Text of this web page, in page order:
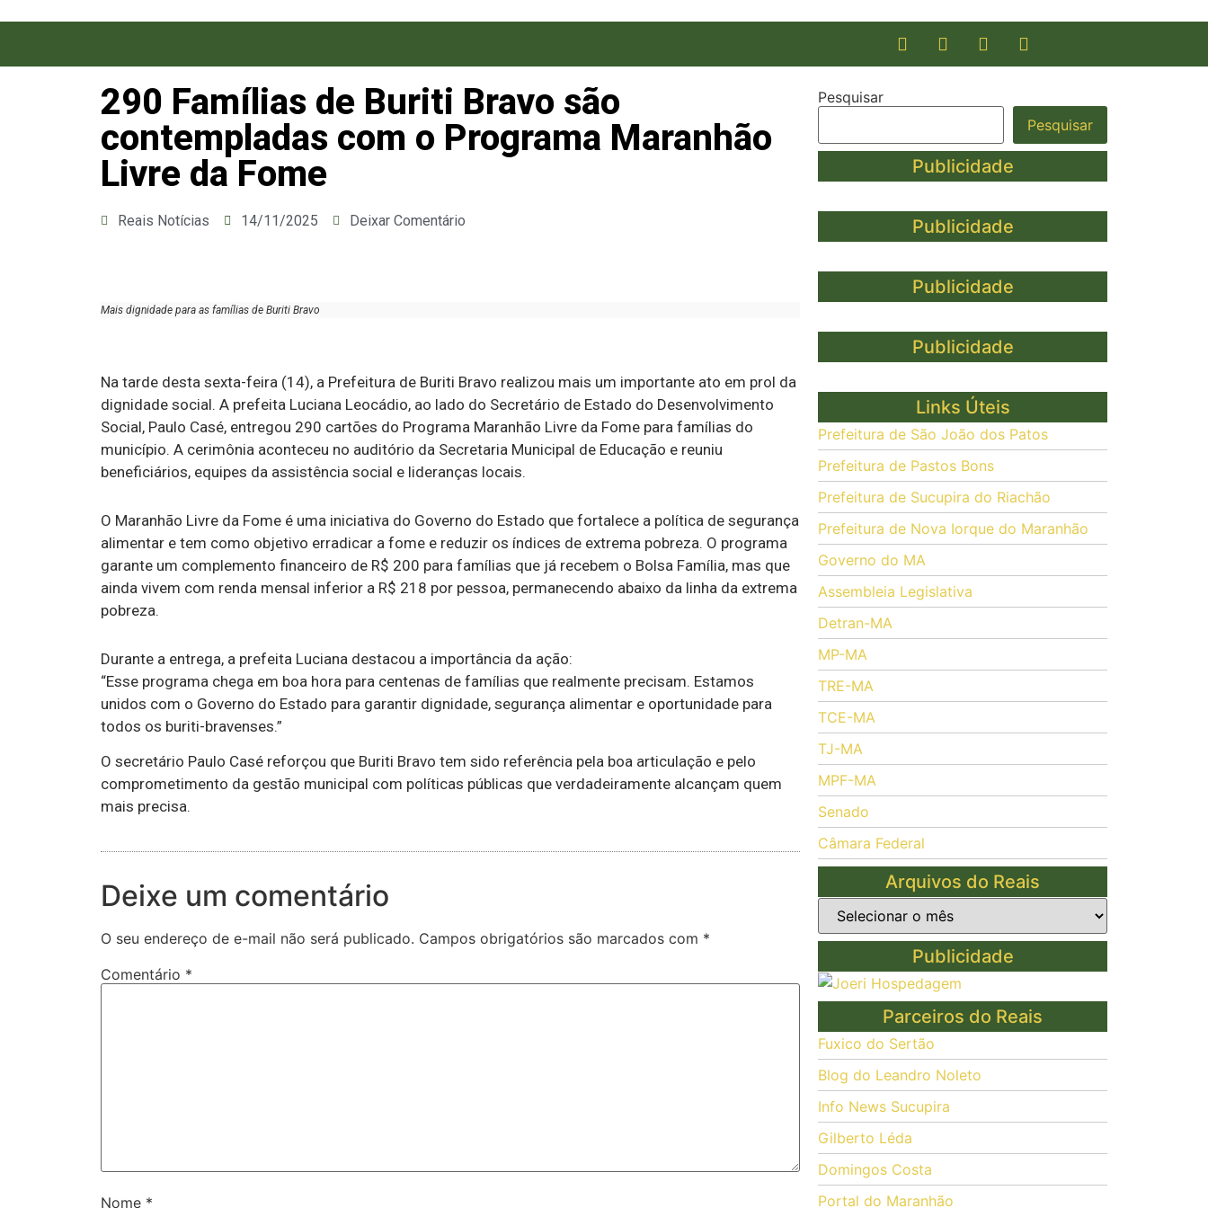
290 Famílias de Buriti Bravo são
contempladas com o Programa Maranhão
Livre da Fome
Reais Notícias 14/11/2025 Deixar Comentário
Mais dignidade para as famílias de Buriti Bravo
Na tarde desta sexta-feira (14), a Prefeitura de Buriti Bravo realizou mais um importante ato em prol da
dignidade social. A prefeita Luciana Leocádio, ao lado do Secretário de Estado do Desenvolvimento
Social, Paulo Casé, entregou 290 cartões do Programa Maranhão Livre da Fome para famílias do
município. A cerimônia aconteceu no auditório da Secretaria Municipal de Educação e reuniu
beneficiários, equipes da assistência social e lideranças locais.
O Maranhão Livre da Fome é uma iniciativa do Governo do Estado que fortalece a política de segurança
alimentar e tem como objetivo erradicar a fome e reduzir os índices de extrema pobreza. O programa
garante um complemento financeiro de R$ 200 para famílias que já recebem o Bolsa Família, mas que
ainda vivem com renda mensal inferior a R$ 218 por pessoa, permanecendo abaixo da linha da extrema
pobreza.
Durante a entrega, a prefeita Luciana destacou a importância da ação:
“Esse programa chega em boa hora para centenas de famílias que realmente precisam. Estamos
unidos com o Governo do Estado para garantir dignidade, segurança alimentar e oportunidade para
todos os buriti-bravenses.”
O secretário Paulo Casé reforçou que Buriti Bravo tem sido referência pela boa articulação e pelo
comprometimento da gestão municipal com políticas públicas que verdadeiramente alcançam quem
mais precisa.
Deixe um comentário
O seu endereço de e-mail não será publicado. Campos obrigatórios são marcados com *
Comentário *
Nome *
Pesquisar
Pesquisar
Publicidade
Publicidade
Publicidade
Publicidade
Links Úteis
Prefeitura de São João dos Patos
Prefeitura de Pastos Bons
Prefeitura de Sucupira do Riachão
Prefeitura de Nova Iorque do Maranhão
Governo do MA
Assembleia Legislativa
Detran-MA
MP-MA
TRE-MA
TCE-MA
TJ-MA
MPF-MA
Senado
Câmara Federal
Arquivos do Reais
Publicidade
Parceiros do Reais
Fuxico do Sertão
Blog do Leandro Noleto
Info News Sucupira
Gilberto Léda
Domingos Costa
Portal do Maranhão